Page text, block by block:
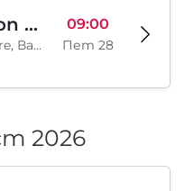
Art Realm Con 2026
Khotel Cherno More, Варна, BG
09:00
Пет 28
2026